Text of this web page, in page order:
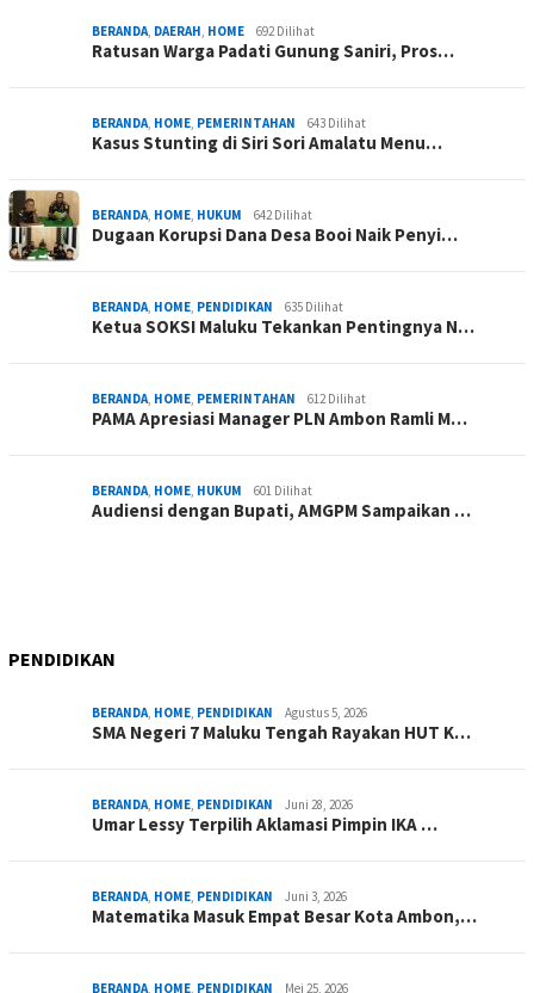
BERANDA, DAERAH, HOME 692 Dilihat
Ratusan Warga Padati Gunung Saniri, Pros…
BERANDA, HOME, PEMERINTAHAN 643 Dilihat
Kasus Stunting di Siri Sori Amalatu Menu…
BERANDA, HOME, HUKUM 642 Dilihat
Dugaan Korupsi Dana Desa Booi Naik Penyi…
BERANDA, HOME, PENDIDIKAN 635 Dilihat
Ketua SOKSI Maluku Tekankan Pentingnya N…
BERANDA, HOME, PEMERINTAHAN 612 Dilihat
PAMA Apresiasi Manager PLN Ambon Ramli M…
BERANDA, HOME, HUKUM 601 Dilihat
Audiensi dengan Bupati, AMGPM Sampaikan …
PENDIDIKAN
BERANDA, HOME, PENDIDIKAN Agustus 5, 2026
SMA Negeri 7 Maluku Tengah Rayakan HUT K…
BERANDA, HOME, PENDIDIKAN Juni 28, 2026
Umar Lessy Terpilih Aklamasi Pimpin IKA …
BERANDA, HOME, PENDIDIKAN Juni 3, 2026
Matematika Masuk Empat Besar Kota Ambon,…
BERANDA, HOME, PENDIDIKAN Mei 25, 2026